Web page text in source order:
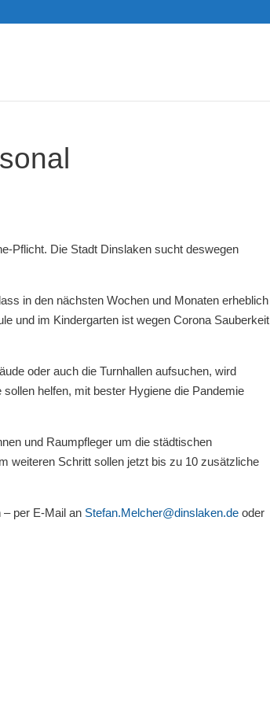
Pflicht. Die Stadt Dinslaken sucht deswegen
in den nächsten Wochen und Monaten erheblich
und im Kindergarten ist wegen Corona Sauberkeit
oder auch die Turnhallen aufsuchen, wird
helfen, mit bester Hygiene die Pandemie
und Raumpfleger um die städtischen
weiteren Schritt sollen jetzt bis zu 10 zusätzliche
– per E-Mail an Stefan.Melcher@dinslaken.de oder